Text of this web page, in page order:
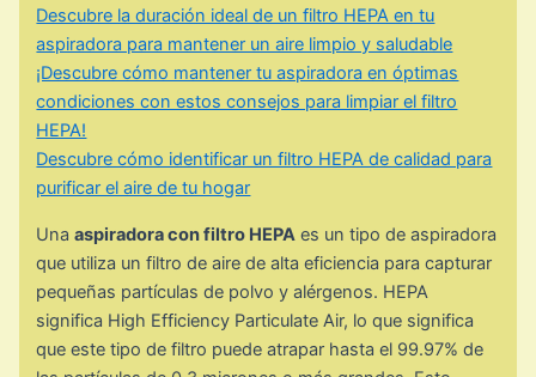
Descubre la duración ideal de un filtro HEPA en tu
aspiradora para mantener un aire limpio y saludable
¡Descubre cómo mantener tu aspiradora en óptimas
condiciones con estos consejos para limpiar el filtro
HEPA!
Descubre cómo identificar un filtro HEPA de calidad para
purificar el aire de tu hogar
Unaaspiradora con filtro HEPA es un tipo de aspiradora
que utiliza un filtro de aire de alta eficiencia para capturar
pequeñas partículas de polvo y alérgenos. HEPA
significa High Efficiency Particulate Air, lo que significa
que este tipo de filtro puede atrapar hasta el 99.97% de